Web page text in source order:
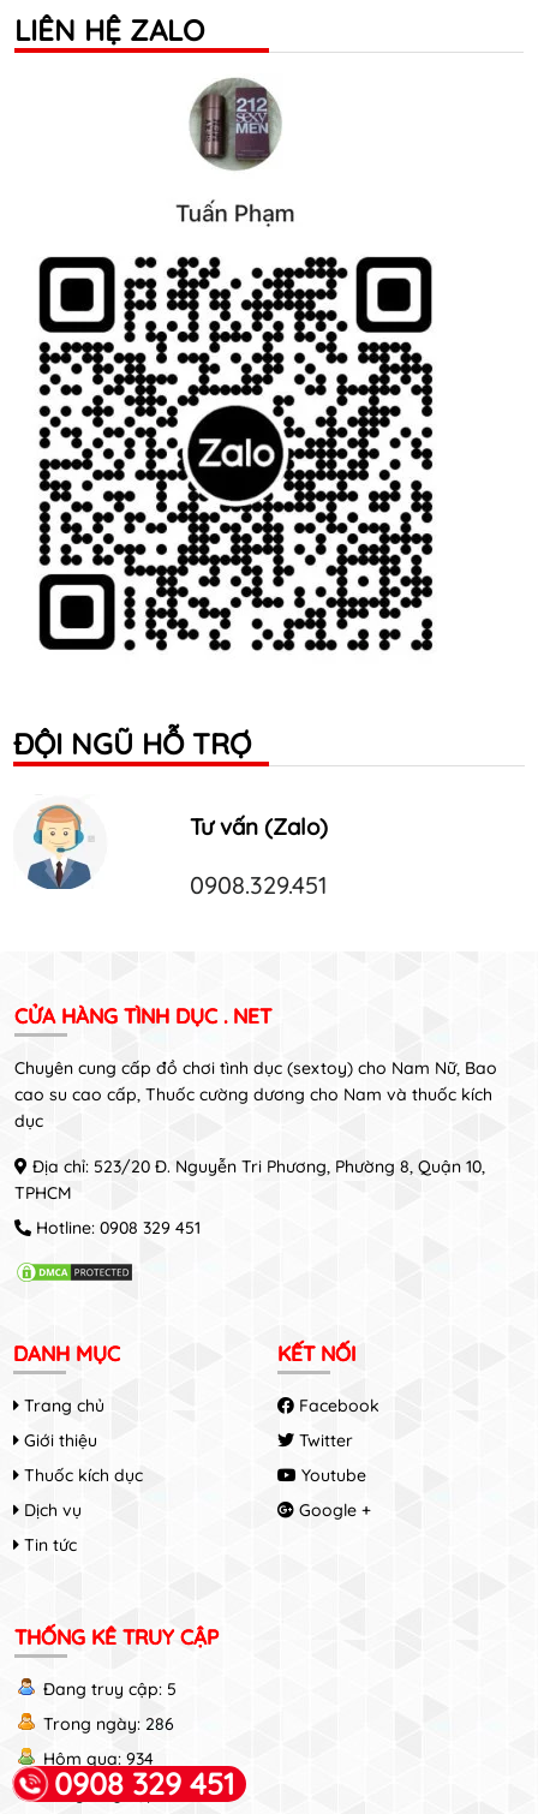
LIÊN HỆ ZALO
ĐỘI NGŨ HỖ TRỢ
Tư vấn (Zalo)
0908.329.451
CỬA HÀNG TÌNH DỤC . NET
Chuyên cung cấp đồ chơi tình dục (sextoy) cho Nam Nữ, Bao
cao su cao cấp, Thuốc cường dương cho Nam và thuốc kích
dục
Địa chỉ: 523/20 Đ. Nguyễn Tri Phương, Phường 8, Quận 10,
TPHCM
Hotline: 0908 329 451
0908 329 451
DANH MỤC
Trang chủ
Giới thiệu
Thuốc kích dục
Dịch vụ
Tin tức
KẾT NỐI
Facebook
Twitter
Youtube
Google +
THỐNG KÊ TRUY CẬP
Đang truy cập: 5
Trong ngày: 286
Hôm qua: 934
Tổng truy cập: 2745116